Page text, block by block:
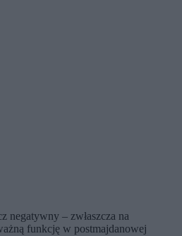
negatywny – zwłaszcza na
funkcję w postmajdanowej